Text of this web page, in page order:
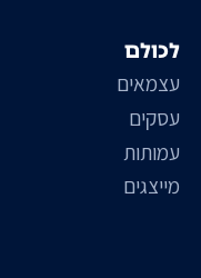
לכולם
עצמאים
עסקים
עמותות
מייצגים